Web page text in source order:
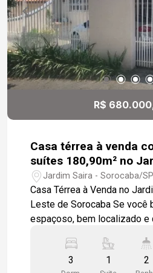
R$
Casa térrea à venda
suítes 180,90m² no
Sorocaba/SP
Jardim Saira - Sorocaba/SP
Casa Térrea à Venda no
Leste de Sorocaba Se você busca um lar
espaçoso, bem localizado e
no Jardim Saira é uma
na entrada, você encontra
3 1 2